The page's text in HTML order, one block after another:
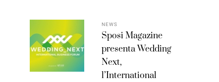
NEWS
Sposi Magazine
presenta Wedding
Next,
l’International